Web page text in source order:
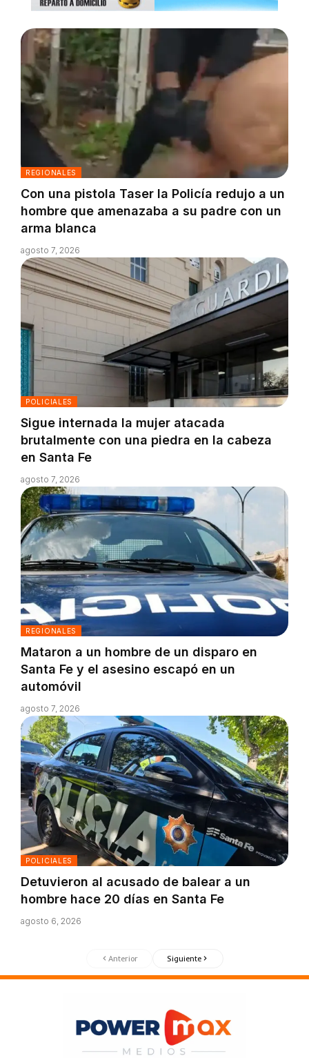
REGIONALES
Con una pistola Taser la Policía redujo a un
hombre que amenazaba a su padre con un
arma blanca
agosto 7, 2026
POLICIALES
Sigue internada la mujer atacada
brutalmente con una piedra en la cabeza
en Santa Fe
agosto 7, 2026
REGIONALES
Mataron a un hombre de un disparo en
Santa Fe y el asesino escapó en un
automóvil
agosto 7, 2026
POLICIALES
Detuvieron al acusado de balear a un
hombre hace 20 días en Santa Fe
agosto 6, 2026
Anterior Siguiente